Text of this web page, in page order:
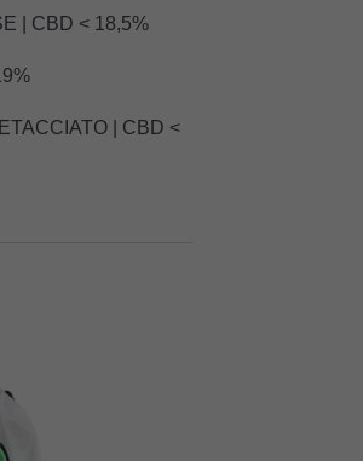
| CBD < 18,5%
| CBD <